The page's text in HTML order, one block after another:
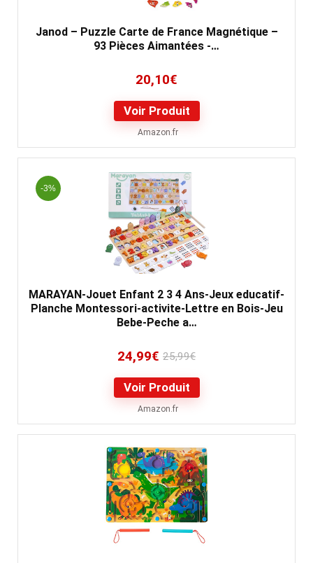
Janod – Puzzle Carte de France Magnétique –
93 Pièces Aimantées -…
20,10€
Voir Produit
Amazon.fr
-3%
MARAYAN-Jouet Enfant 2 3 4 Ans-Jeux educatif-
Planche Montessori-activite-Lettre en Bois-Jeu
Bebe-Peche a…
24,99€ 25,99€
Voir Produit
Amazon.fr